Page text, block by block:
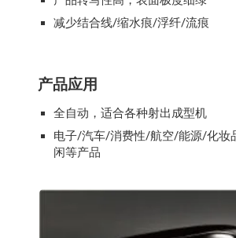
减少结合线/缩水痕/浮纤/流痕
产品应用
全自动，适合各种射出成型机
电子/汽车/消费性/航空/能源/化妆
闲等产品